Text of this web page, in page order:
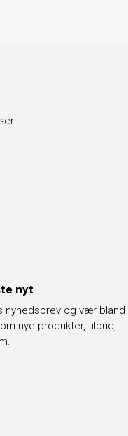
nyt
nyhedsbrev og vær bland
nye produkter, tilbud,